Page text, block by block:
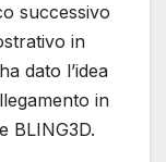
successivo
in
dato l’idea
in
BLING3D.